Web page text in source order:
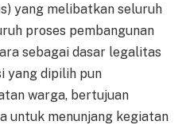
yang melibatkan seluruh
proses pembangunan
sebagai dasar legalitas
yang dipilih pun
warga, bertujuan
untuk menunjang kegiatan